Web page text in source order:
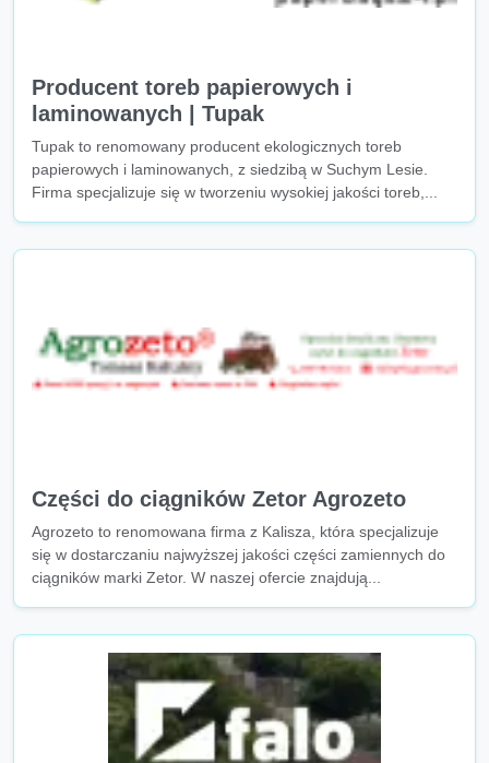
Producent toreb papierowych i
laminowanych | Tupak
Tupak to renomowany producent ekologicznych toreb
papierowych i laminowanych, z siedzibą w Suchym Lesie.
Firma specjalizuje się w tworzeniu wysokiej jakości toreb,...
Części do ciągników Zetor Agrozeto
Agrozeto to renomowana firma z Kalisza, która specjalizuje
się w dostarczaniu najwyższej jakości części zamiennych do
ciągników marki Zetor. W naszej ofercie znajdują...